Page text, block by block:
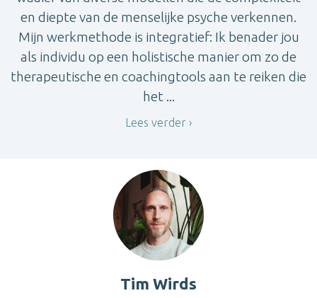
en diepte van de menselijke psyche verkennen.
Mijn werkmethode is integratief: Ik benader jou
als individu op een holistische manier om zo de
therapeutische en coachingtools aan te reiken die
het ...
Lees verder
Tim Wirds